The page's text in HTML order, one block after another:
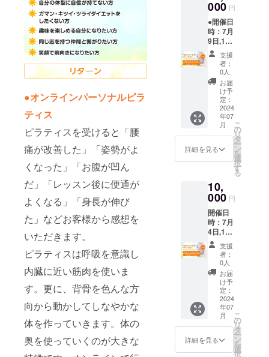
●オンラインパーソナルピラ
ティス
ピラティスを受けると「腰
痛が改善した」「姿勢がよ
くなった」「お腹が凹ん
だ」「レッスン後に便通が
よくなる」「身長が伸び
た」などお客様から感想を
いただきます。
ピラティスは呼吸を意識し
内臓に近い筋肉を使いま
す。更に、背骨を色んな方
向から動かしてしなやかな
体を作っていきます。体の
奥を使っていくのが大きな
前に作
成した
DVDで
す。現
在の私
を知っ
ている
お客様
は中上
級の
レッス
ンのイ
メージ
れませ
んが当
なレッ
スンを
担当し
ていま
した。
とって
も貴重
なDVD
ですの
でぜ
ひ、永
久保存
版とし
てお手
に取っ
くださ
いね。
m XL:
丈/78c
m 身
幅/58c
m 肩
幅/53c
m 袖
丈/24c
後の変
更は受
付でき
ません
注意下
さい ＝
15年前
に作成
した
DVDで
す。現
在の私
を知っ
ている
お客様
は中上
級の
レッス
ンのイ
メージ
れませ
んが当
ます。
エット
は10人
いれば
10通り
のダイ
エット
法があ
りま
す。あ
なたの
生活習
慣、食
習慣を
伺いあ
エット
法をア
スさせ
ていた
だきま
す。 ＝
＝ 受講
方法：
Zoomを
使用し
ます。
日程に
つきま
して
ロジェ
クト終
「お腹
が凹ん
だ」
「レッ
スン後
に便通
がよく
なる」
「身長
が伸び
た」な
どお客
様から
感想を
いただ
きま
吸を意
識し内
い筋肉
を使い
ます。
更に、
背骨を
色んな
方向か
ら動か
してし
なやか
な体を
作って
いきま
す。体
000 円
●開催日
時：7月
9日,16
日,23
日,30
日
13:30～
14:30
※4回と
も同時
容：い
つまで
も若々
しくい
を少し
でも動
かす事
が大切
です。
血流を
良くす
ること
で顔も
明るく
なり、
体も
スッキ
リしま
す。 そ
して、
心も軽
支援
者：
0人
お届
け予
定：
2024
年07
月
詳細を見る
こ
の
リ
タ
ー
ン
を
選
択
す
る
10,
000 円
開催日
時：7月
4日,11
日,18
日,25
日
10:00～
11:30
※4回と
も同時
容：い
つまで
も若々
しくい
支援
者：
0人
お届
け予
定：
2024
年07
月
詳細を見る
こ
の
リ
タ
ー
ン
を
選
択